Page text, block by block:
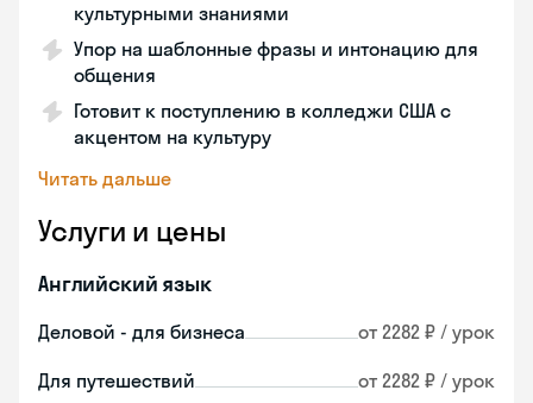
культурными знаниями
Упор на шаблонные фразы и интонацию для
общения
Готовит к поступлению в колледжи США с
акцентом на культуру
Читать дальше
Услуги и цены
Английский язык
Деловой - для бизнеса от 2282 ₽ / урок
Для путешествий от 2282 ₽ / урок